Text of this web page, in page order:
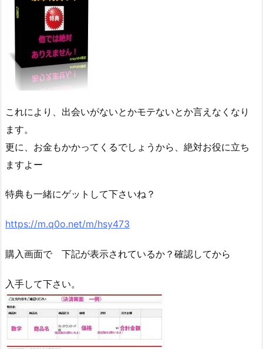
これにより、出会いがないとかモテないとか言えなくなり
ます。
更に、お金もかかってくるでしょうから、絶対お役に立ち
ますよー
特典も一緒にゲットして下さいね？
https://m.q0o.net/m/hsy473
購入画面で 下記が表示されているか？確認してから
入手して下さい。